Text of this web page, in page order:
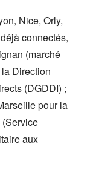
Nice, Orly,
connectés,
(marché
Direction
(DGDDI) ;
pour la
(Service
aux